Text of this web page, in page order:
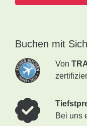
Buchen mit
Von
Bei uns